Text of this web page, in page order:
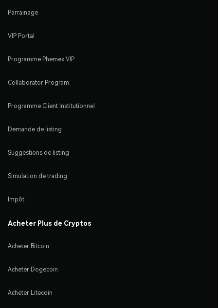
Parrainage
VIP Portal
Programme Phemex VIP
Collaborator Program
Programme Client Institutionnel
Demande de listing
Suggestions de listing
Simulation de trading
Impôt
Acheter Plus de Cryptos
Acheter Bitcoin
Acheter Dogecoin
Acheter Litecoin